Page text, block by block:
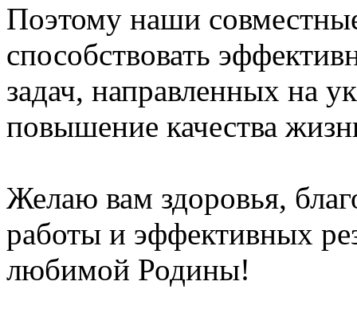
Поэтому наши
способствовать
задач, направленных на
повышение качества
Желаю вам здоровья,
работы и эффективных
любимой Родины!